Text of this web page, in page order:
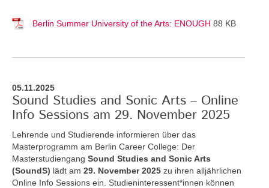
Berlin Summer University of the Arts: ENOUGH 88 KB
05.11.2025
Sound Studies and Sonic Arts – Online
Info Sessions am 29. November 2025
Lehrende und Studierende informieren über das
Masterprogramm am Berlin Career College: Der
Masterstudiengang Sound Studies and Sonic Arts
(SoundS) lädt am 29. November 2025 zu ihren alljährlichen
Online Info Sessions ein. Studieninteressent*innen können